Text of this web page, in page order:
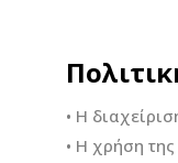
• Η
• Η χρήση